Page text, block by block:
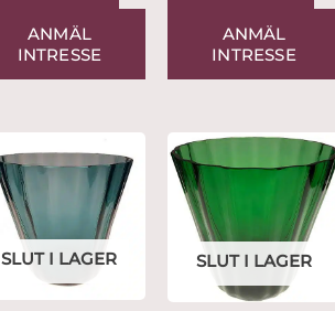
ANMÄL
INTRESSE
ANMÄL
INTRESSE
SLUT I LAGER SLUT I LAGER